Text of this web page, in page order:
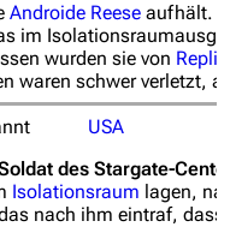
Androide Reese aufhält.
im
wurden sie von
waren schwer verletzt,
USA
des Stargate-
Isolationsraum lagen,
nach ihm eintraf, dass